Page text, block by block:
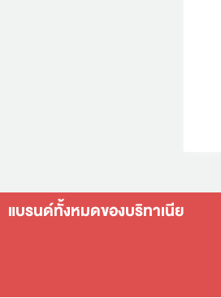
แบรนด์ทั้งหมดของบริทาเนีย